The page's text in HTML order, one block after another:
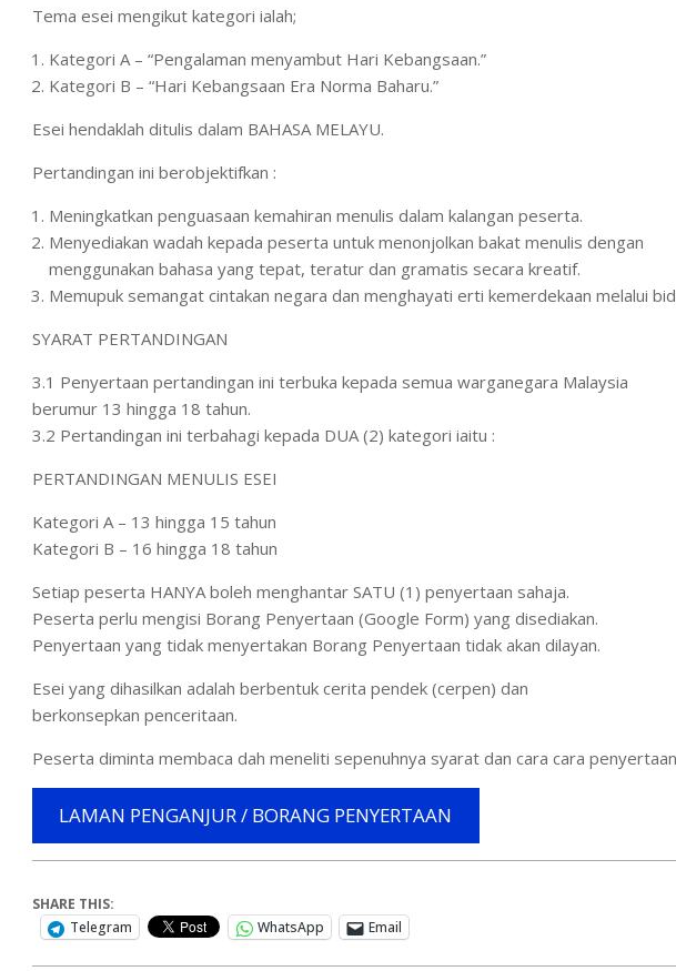
Tema esei mengikut kategori ialah;
Kategori A – “Pengalaman menyambut Hari Kebangsaan.”
Kategori B – “Hari Kebangsaan Era Norma Baharu.”
Esei hendaklah ditulis dalam BAHASA MELAYU.
Pertandingan ini berobjektifkan :
Meningkatkan penguasaan kemahiran menulis dalam kalangan peserta.
Menyediakan wadah kepada peserta untuk menonjolkan bakat menulis dengan
menggunakan bahasa yang tepat, teratur dan gramatis secara kreatif.
Memupuk semangat cintakan negara dan menghayati erti kemerdekaan melalui
SYARAT PERTANDINGAN
3.1 Penyertaan pertandingan ini terbuka kepada semua warganegara Malaysia
berumur 13 hingga 18 tahun.
3.2 Pertandingan ini terbahagi kepada DUA (2) kategori iaitu :
PERTANDINGAN MENULIS ESEI
Kategori A – 13 hingga 15 tahun
Kategori B – 16 hingga 18 tahun
Setiap peserta HANYA boleh menghantar SATU (1) penyertaan sahaja.
Peserta perlu mengisi Borang Penyertaan (Google Form) yang disediakan.
Penyertaan yang tidak menyertakan Borang Penyertaan tidak akan dilayan.
Esei yang dihasilkan adalah berbentuk cerita pendek (cerpen) dan
berkonsepkan penceritaan.
Peserta diminta membaca dah meneliti sepenuhnya syarat dan cara cara
LAMAN PENGANJUR / BORANG PENYERTAAN
SHARE THIS:
Telegram
WhatsApp Email